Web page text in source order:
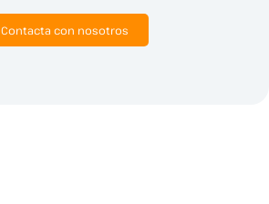
Contacta con nosotros